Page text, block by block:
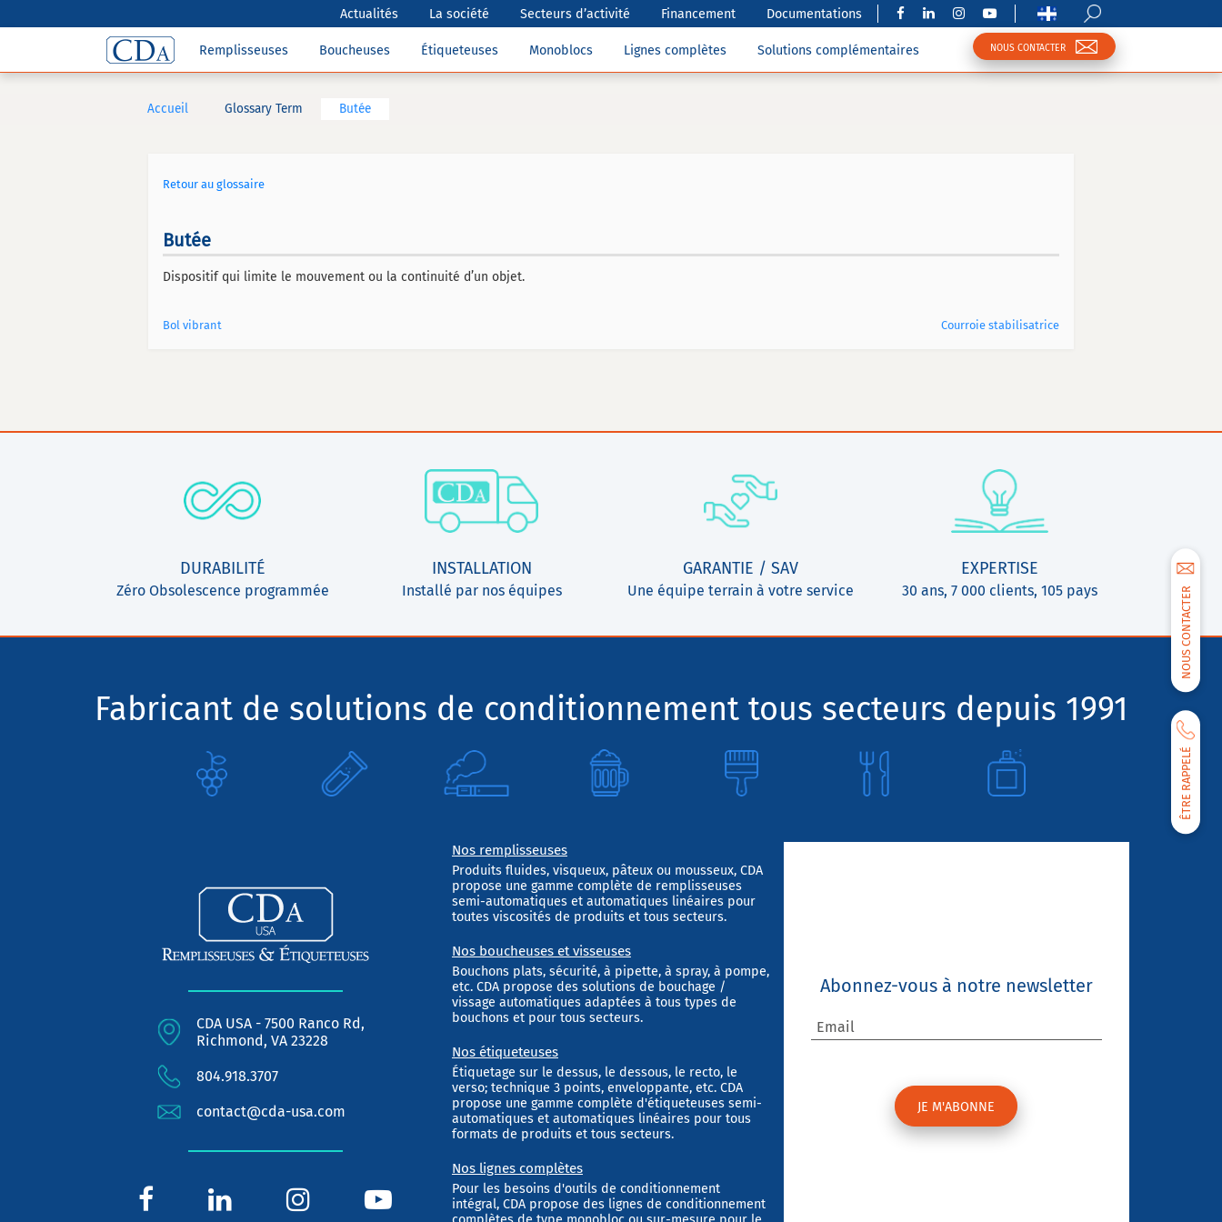
Actualités La société Secteurs d’activité Financement Documentations
Remplisseuses Boucheuses Étiqueteuses Monoblocs Lignes complètes Solutions complémentaires NOUS CONTACTER
NOUS CONTACTER
ÊTRE RAPPELÉ
Accueil Glossary Term Butée
Retour au glossaire
Butée
Dispositif qui limite le mouvement ou la continuité d’un objet.
Bol vibrant Courroie stabilisatrice
DURABILITÉ
Zéro Obsolescence programmée
INSTALLATION
Installé par nos équipes
GARANTIE / SAV
Une équipe terrain à votre service
EXPERTISE
30 ans, 7 000 clients, 105 pays
Fabricant de solutions de conditionnement tous secteurs depuis 1991
CDA USA - 7500 Ranco Rd,
Richmond, VA 23228
804.918.3707
contact@cda-usa.com
Nos remplisseuses
Produits fluides, visqueux, pâteux ou mousseux, CDA
propose une gamme complète de remplisseuses
semi-automatiques et automatiques linéaires pour
toutes viscosités de produits et tous secteurs.
Nos boucheuses et visseuses
Bouchons plats, sécurité, à pipette, à spray, à pompe,
etc. CDA propose des solutions de bouchage /
vissage automatiques adaptées à tous types de
bouchons et pour tous secteurs.
Nos étiqueteuses
Étiquetage sur le dessus, le dessous, le recto, le
verso; technique 3 points, enveloppante, etc. CDA
propose une gamme complète d'étiqueteuses semi-
automatiques et automatiques linéaires pour tous
formats de produits et tous secteurs.
Nos lignes complètes
Pour les besoins d'outils de conditionnement
intégral, CDA propose des lignes de conditionnement
Abonnez-vous à notre newsletter
Email